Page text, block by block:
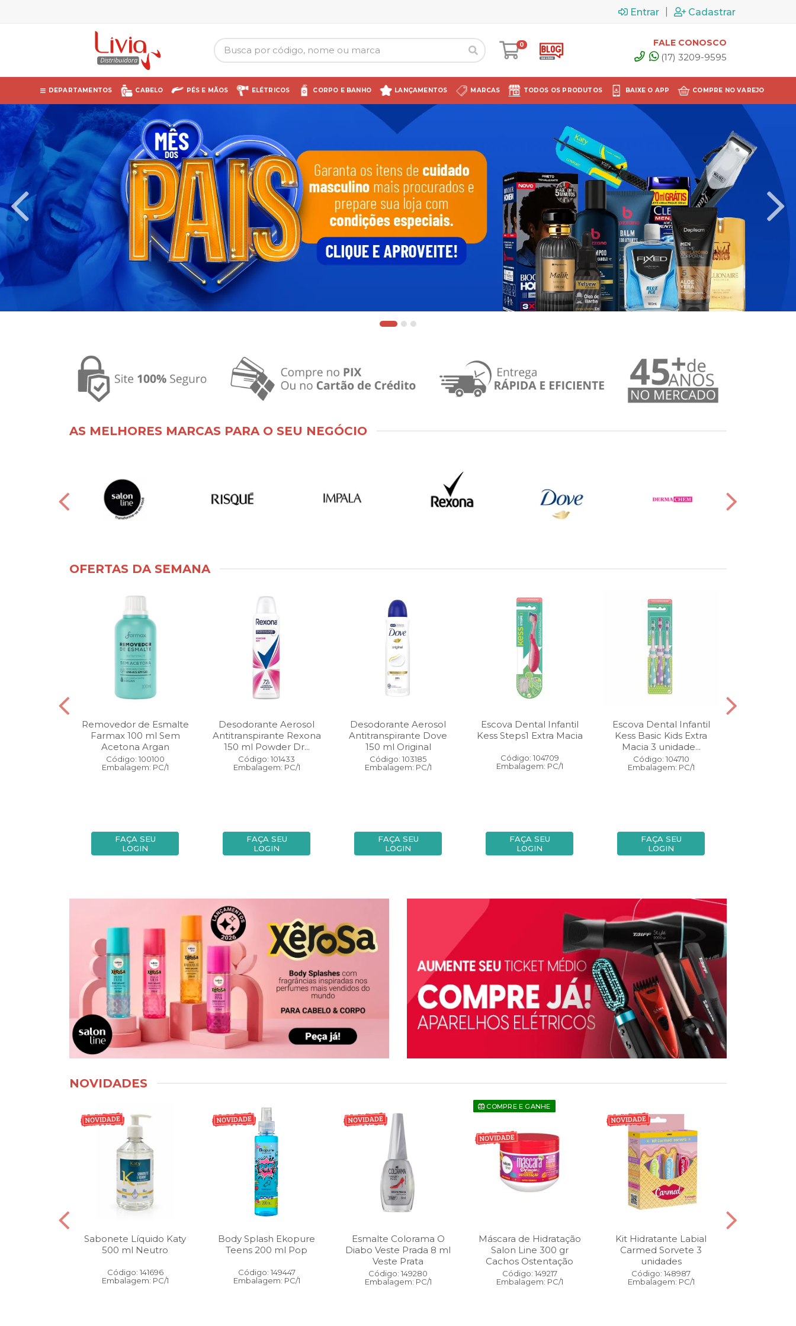
Entrar Cadastrar
0 FALE CONOSCO
(17) 3209-9595
DEPARTAMENTOS CABELO PÉS E MÃOS ELÉTRICOS CORPO E BANHO LANÇAMENTOS MARCAS TODOS OS PRODUTOS BAIXE O APP COMPRE NO VAREJO
AS MELHORES MARCAS PARA O SEU NEGÓCIO
OFERTAS DA SEMANA
Removedor de Esmalte
Farmax 100 ml Sem
Acetona Argan
Código: 100100
Embalagem: PC/1
FAÇA SEU
LOGIN
Desodorante Aerosol
Antitranspirante Rexona
150 ml Powder Dr...
Código: 101433
Embalagem: PC/1
FAÇA SEU
LOGIN
Desodorante Aerosol
Antitranspirante Dove
150 ml Original
Código: 103185
Embalagem: PC/1
FAÇA SEU
LOGIN
Escova Dental Infantil
Kess Steps1 Extra Macia
Código: 104709
Embalagem: PC/1
FAÇA SEU
LOGIN
Escova Dental Infantil
Kess Basic Kids Extra
Macia 3 unidade...
Código: 104710
Embalagem: PC/1
FAÇA SEU
LOGIN
NOVIDADES
Sabonete Líquido Katy
500 ml Neutro
Código: 141696
Embalagem: PC/1
Body Splash Ekopure
Teens 200 ml Pop
Código: 149447
Embalagem: PC/1
Esmalte Colorama O
Diabo Veste Prada 8 ml
Veste Prata
Código: 149280
Embalagem: PC/1
COMPRE E GANHE
Máscara de Hidratação
Salon Line 300 gr
Cachos Ostentação
Código: 149217
Embalagem: PC/1
Kit Hidratante Labial
Carmed Sorvete 3
unidades
Código: 148987
Embalagem: PC/1